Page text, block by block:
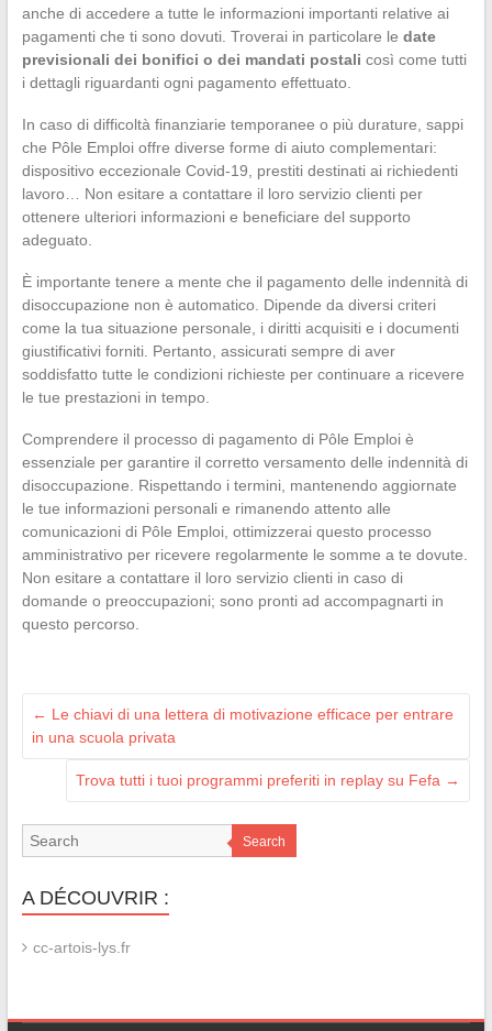
anche di accedere a tutte le informazioni importanti relative ai
pagamenti che ti sono dovuti. Troverai in particolare le date
previsionali dei bonifici o dei mandati postali così come tutti
i dettagli riguardanti ogni pagamento effettuato.
In caso di difficoltà finanziarie temporanee o più durature, sappi
che Pôle Emploi offre diverse forme di aiuto complementari:
dispositivo eccezionale Covid-19, prestiti destinati ai richiedenti
lavoro… Non esitare a contattare il loro servizio clienti per
ottenere ulteriori informazioni e beneficiare del supporto
adeguato.
È importante tenere a mente che il pagamento delle indennità di
disoccupazione non è automatico. Dipende da diversi criteri
come la tua situazione personale, i diritti acquisiti e i documenti
giustificativi forniti. Pertanto, assicurati sempre di aver
soddisfatto tutte le condizioni richieste per continuare a ricevere
le tue prestazioni in tempo.
Comprendere il processo di pagamento di Pôle Emploi è
essenziale per garantire il corretto versamento delle indennità di
disoccupazione. Rispettando i termini, mantenendo aggiornate
le tue informazioni personali e rimanendo attento alle
comunicazioni di Pôle Emploi, ottimizzerai questo processo
amministrativo per ricevere regolarmente le somme a te dovute.
Non esitare a contattare il loro servizio clienti in caso di
domande o preoccupazioni; sono pronti ad accompagnarti in
questo percorso.
← Le chiavi di una lettera di motivazione efficace per entrare
in una scuola privata
Trova tutti i tuoi programmi preferiti in replay su Fefa →
Search
A DÉCOUVRIR :
cc-artois-lys.fr